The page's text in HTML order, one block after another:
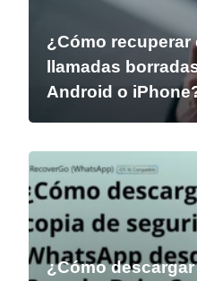
¿Cómo
llamadas
Android o
¿Cómo